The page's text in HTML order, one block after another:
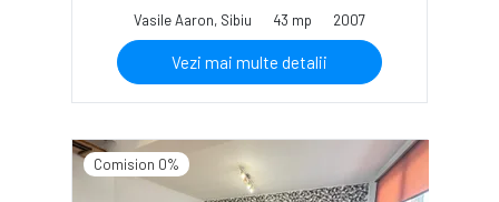
Vasile Aaron, Sibiu
43 mp 2007
Vezi mai multe detalii
Comision 0%